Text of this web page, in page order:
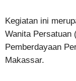
Kegiatan ini
Wanita Persatuan
Pemberdayaan
Makassar.